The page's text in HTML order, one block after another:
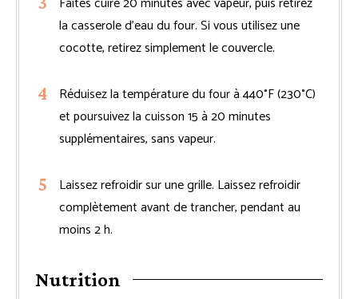
la casserole d’eau du four. Si vous utilisez une
cocotte, retirez simplement le couvercle.
Réduisez la température du four à 440°F (230°C)
et poursuivez la cuisson 15 à 20 minutes
supplémentaires, sans vapeur.
Laissez refroidir sur une grille. Laissez refroidir
complètement avant de trancher, pendant au
moins 2 h.
Nutrition